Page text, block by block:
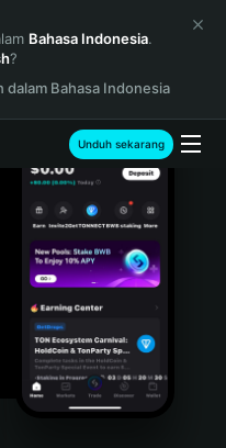
Bahasa Indonesia.
?
dalam Bahasa Indonesia
Unduh sekarang